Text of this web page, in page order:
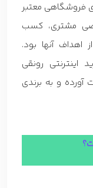
فروشگاهی معتبر
مشتری، کسب
اهداف آنها بود.
اینترنتی رونقی
آورده و به برندی